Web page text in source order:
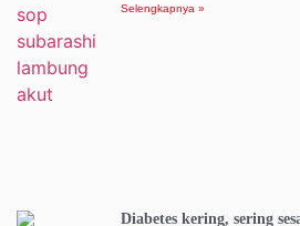
Selengkapnya »
Diabetes kering, sering